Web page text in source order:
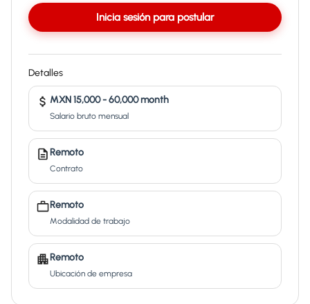
Inicia sesión para postular
Detalles
MXN 15,000 - 60,000 month
Salario bruto mensual
Remoto
Contrato
Remoto
Modalidad de trabajo
Remoto
Ubicación de empresa